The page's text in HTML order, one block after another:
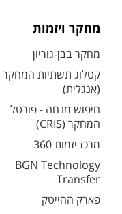
מחקר ויזמות
מחקר בבן-גוריון
קטלוג תשתיות המחקר
(אנגלית)
חיפוש מנחה - פורטל
המחקר (CRIS)
מרכז יזמות 360
BGN Technology
Transfer
פארק ההייטק